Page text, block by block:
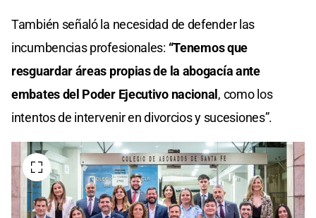
También señaló la necesidad de defender las
incumbencias profesionales: “Tenemos que
resguardar áreas propias de la abogacía ante
embates del Poder Ejecutivo nacional, como los
intentos de intervenir en divorcios y sucesiones”.